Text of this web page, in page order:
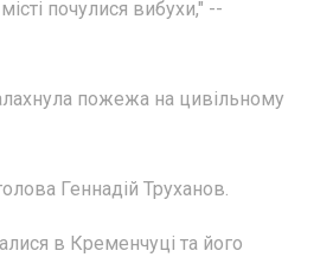
почулися вибухи," --
пожежа на цивільному
Геннадій Труханов.
в Кременчуці та його